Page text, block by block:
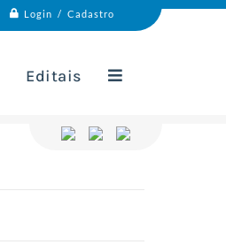
Login / Cadastro
Editais